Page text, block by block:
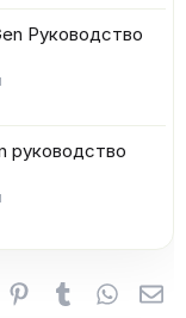
Руководство
руководство
Pinterest
Tumblr